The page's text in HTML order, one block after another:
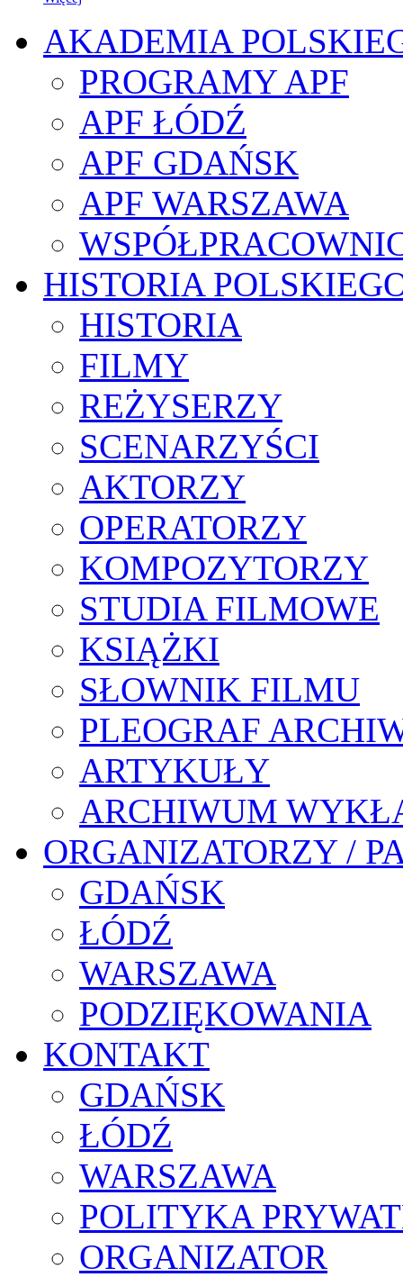
AKADEMIA
PROGRAMY APF
APF ŁÓDŹ
APF GDAŃSK
APF WARSZAWA
HISTORIA
HISTORIA
FILMY
REŻYSERZY
SCENARZYŚCI
AKTORZY
OPERATORZY
KOMPOZYTORZY
STUDIA FILMOWE
KSIĄŻKI
SŁOWNIK FILMU
PLEOGRAF
ARTYKUŁY
ARCHIWUM
ORGANIZATORZY /
GDAŃSK
ŁÓDŹ
WARSZAWA
PODZIĘKOWANIA
KONTAKT
GDAŃSK
ŁÓDŹ
WARSZAWA
POLITYKA
ORGANIZATOR